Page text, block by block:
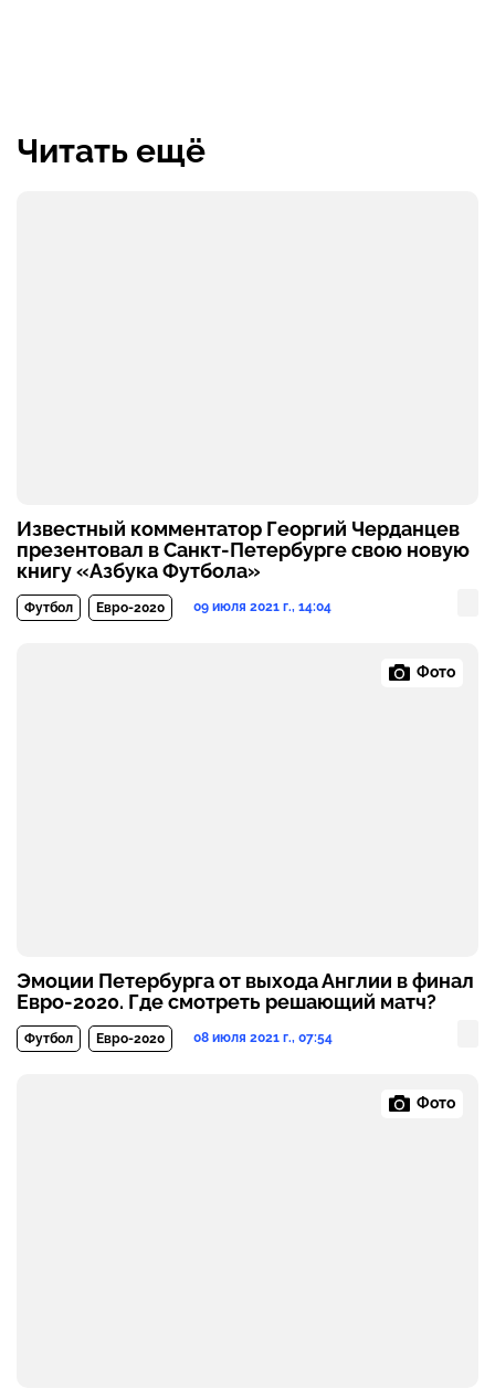
Читать ещё
Известный комментатор Георгий Черданцев
презентовал в Санкт-Петербурге свою новую
книгу «Азбука Футбола»
Футбол Евро-2020 09 июля 2021 г., 14:04
Фото
Эмоции Петербурга от выхода Англии в финал
Евро-2020. Где смотреть решающий матч?
Футбол Евро-2020 08 июля 2021 г., 07:54
Фото